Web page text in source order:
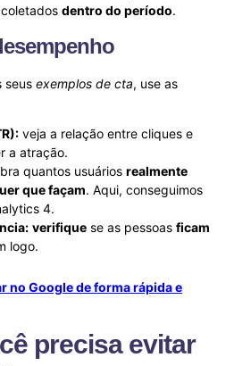
dentro do período.
seus exemplos de cta, use as
veja a relação entre cliques e
a atração.
quantos usuários realmente
que façam. Aqui, conseguimos
4.
verifique se as pessoas ficam
logo.
no Google de forma rápida e
precisa evitar